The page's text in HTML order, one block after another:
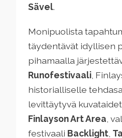
Sävel.
Monipuolista
täydentävät idyllisen
pihamaalla
Runofestivaali ,
historialliselle
levittäytyvä
Finlayson Art Area ,
festivaali Backlight